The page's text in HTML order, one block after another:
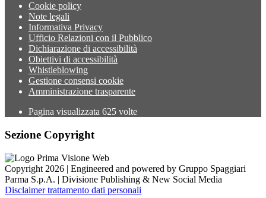
Cookie policy
Note legali
Informativa Privacy
Ufficio Relazioni con il Pubblico
Dichiarazione di accessibilità
Obiettivi di accessibilità
Whistleblowing
Gestione consensi cookie
Amministrazione trasparente
Pagina visualizzata 625 volte
Sezione Copyright
Copyright 2026 | Engineered and powered by Gruppo Spaggiari
Parma S.p.A. | Divisione Publishing & New Social Media
Disclaimer trattamento dati personali